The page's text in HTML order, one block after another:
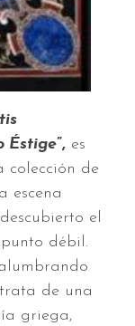
Éstige”, es
colección de
escena
el
débil.
de una
griega,